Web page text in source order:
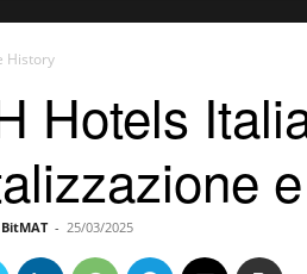
History
Hotels
- 25/03/2025